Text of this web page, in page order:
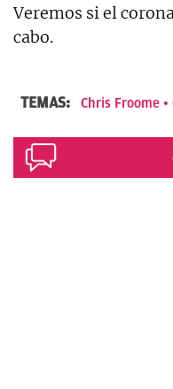
Veremos si el
cabo.
TEMAS: Chris Froome